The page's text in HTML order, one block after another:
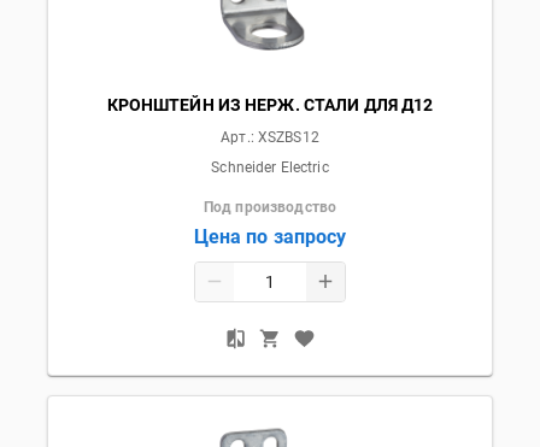
КРОНШТЕЙН ИЗ НЕРЖ. СТАЛИ ДЛЯ Д12
Арт.: XSZBS12
Schneider Electric
Под производство
Цена по запросу